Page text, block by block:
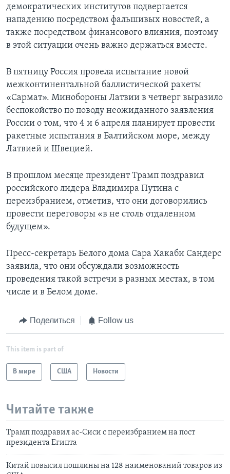
демократических институтов подвергается
нападению посредством фальшивых новостей, а
также посредством финансового влияния, поэтому
в этой ситуации очень важно держаться вместе.
В пятницу Россия провела испытание новой
межконтинентальной баллистической ракеты
«Сармат». Минобороны Латвии в четверг выразило
беспокойство по поводу неожиданного заявления
России о том, что 4 и 6 апреля планирует провести
ракетные испытания в Балтийском море, между
Латвией и Швецией.
В прошлом месяце президент Трамп поздравил
российского лидера Владимира Путина с
переизбранием, отметив, что они договорились
провести переговоры «в не столь отдаленном
будущем».
Пресс-секретарь Белого дома Сара Хакаби Сандерс
заявила, что они обсуждали возможность
проведения такой встречи в разных местах, в том
числе и в Белом доме.
Поделиться Follow us
This item is part of
В мире США Новости
Читайте также
Трамп поздравил ас-Сиси с переизбранием на пост
президента Египта
Китай повысил пошлины на 128 наименований товаров из